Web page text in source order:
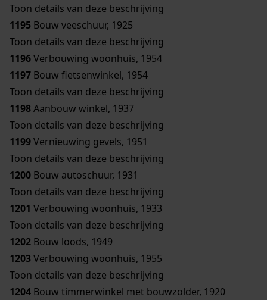
Toon details van deze beschrijving
1195 Bouw veeschuur, 1925
Toon details van deze beschrijving
1196Verbouwing woonhuis, 1954
1197 Bouw fietsenwinkel, 1954
Toon details van deze beschrijving
1198Aanbouw winkel, 1937
Toon details van deze beschrijving
1199Vernieuwing gevels, 1951
Toon details van deze beschrijving
1200 Bouw autoschuur, 1931
Toon details van deze beschrijving
1201 Verbouwing woonhuis, 1933
Toon details van deze beschrijving
1202 Bouw loods, 1949
1203Verbouwing woonhuis, 1955
Toon details van deze beschrijving
1204 Bouw timmerwinkel met bouwzolder, 1920